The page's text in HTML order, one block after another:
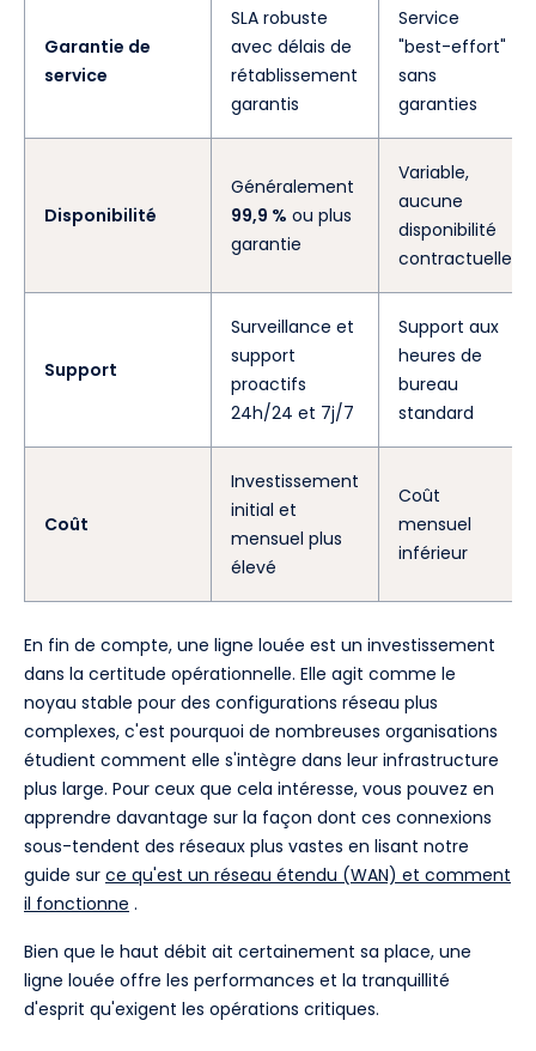
Garantie de
service
SLA robuste
avec délais de
rétablissement
garantis
Service
"best-effort"
sans
garanties
Disponibilité
Généralement
99,9 % ou plus
garantie
Variable,
aucune
disponibilité
contractuelle
Support
Surveillance et
support
proactifs
24h/24 et 7j/7
Support aux
heures de
bureau
standard
Coût
Investissement
initial et
mensuel plus
élevé
Coût
mensuel
inférieur
En fin de compte, une ligne louée est un investissement
dans la certitude opérationnelle. Elle agit comme le
noyau stable pour des configurations réseau plus
complexes, c'est pourquoi de nombreuses organisations
étudient comment elle s'intègre dans leur infrastructure
plus large. Pour ceux que cela intéresse, vous pouvez en
apprendre davantage sur la façon dont ces connexions
sous-tendent des réseaux plus vastes en lisant notre
guide sur ce qu'est un réseau étendu (WAN) et comment
il fonctionne .
Bien que le haut débit ait certainement sa place, une
ligne louée offre les performances et la tranquillité
d'esprit qu'exigent les opérations critiques.